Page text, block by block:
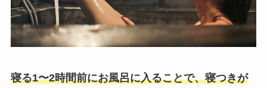
寝る1〜2時間前にお風呂に入ることで、寝つきが